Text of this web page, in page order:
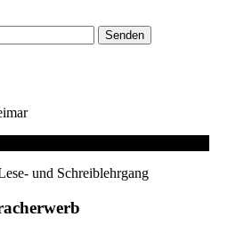
Senden
und Schreiblehrgang